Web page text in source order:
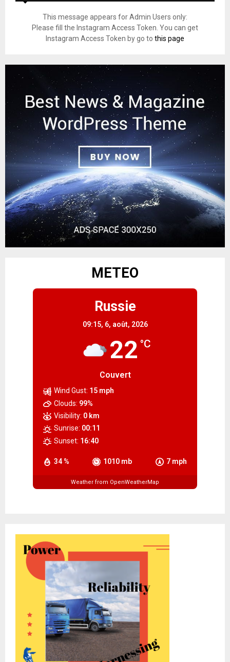
This message appears for Admin Users only:
Please fill the Instagram Access Token. You can get
Instagram Access Token by go to this page
METEO
Russie
09:15, 6, août, 2026
22 °C
Couvert
34 % 1010 mb 7 mph
Wind Gust: 15 mph
Clouds: 99%
Visibility: 0 km
Sunrise: 00:11
Sunset: 16:40
Weather from OpenWeatherMap